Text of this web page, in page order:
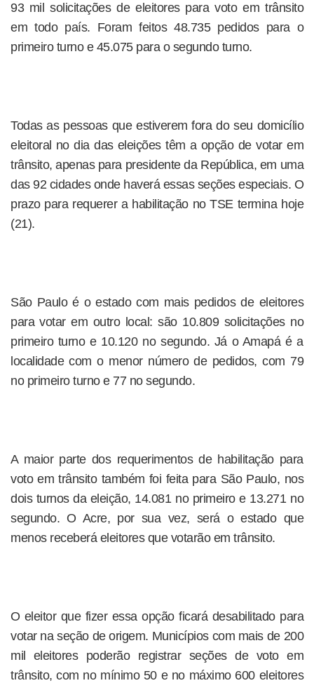
93 mil solicitações de eleitores para voto em trânsito
em todo país. Foram feitos 48.735 pedidos para o
primeiro turno e 45.075 para o segundo turno.
Todas as pessoas que estiverem fora do seu domicílio
eleitoral no dia das eleições têm a opção de votar em
trânsito, apenas para presidente da República, em uma
das 92 cidades onde haverá essas seções especiais. O
prazo para requerer a habilitação no TSE termina hoje
(21).
São Paulo é o estado com mais pedidos de eleitores
para votar em outro local: são 10.809 solicitações no
primeiro turno e 10.120 no segundo. Já o Amapá é a
localidade com o menor número de pedidos, com 79
no primeiro turno e 77 no segundo.
A maior parte dos requerimentos de habilitação para
voto em trânsito também foi feita para São Paulo, nos
dois turnos da eleição, 14.081 no primeiro e 13.271 no
segundo. O Acre, por sua vez, será o estado que
menos receberá eleitores que votarão em trânsito.
O eleitor que fizer essa opção ficará desabilitado para
votar na seção de origem. Municípios com mais de 200
mil eleitores poderão registrar seções de voto em
trânsito, com no mínimo 50 e no máximo 600 eleitores